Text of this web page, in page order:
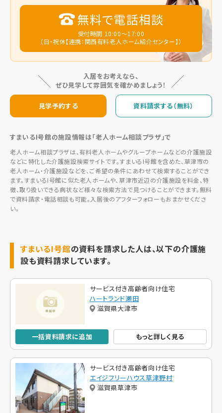
無料で電話相談
受付時間 10:00～17:00
（日・祝休【連携：関西有料老人ホーム紹介センター】）
入居をお考えなら、
ぜひ見学して雰囲気を確かめましょう！
見学予約する 資料請求する（無料）
すまいるI号館の施設情報は「老人ホーム相談プラザ」で
老人ホーム相談プラザは、有料老人ホームやグループホームなどの介護施設
などに特化した介護施設検索サイトです。すまいるI号館を含めた、草津市の
老人ホーム・介護施設などを、ご希望の条件にあわせて検索することができ
ます。すまいるI号館に似た老人ホームや、草津市近辺の介護施設を料金、特
徴、取り扱いできる病状など様々な検索方法で見つけることができます。無料
で資料請求・電話相談も可能。入居後のアフターフォローもおまかせくださ
い。
すまいるI号館の資料を請求した人は、以下の介護施
設も資料請求しています。
サービス付き高齢者向け住宅
ハートランド瀬田
滋賀県大津市
一括資料請求に追加 もっと詳しく見る
サービス付き高齢者向け住宅
エイジフリーハウス草津野村
滋賀県草津市